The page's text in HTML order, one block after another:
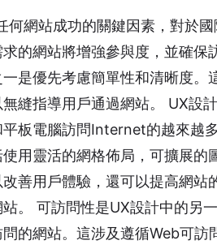
何網站成功的關鍵因素，對於
的網站將增強參與度，並確
是優先考慮簡單性和清晰度
縫指導用戶通過網站。 UX設
板電腦訪問Internet的越來越
用靈活的網格佈局，可擴展
善用戶體驗，還可以提高網
。 可訪問性是UX設計中的另
的網站。這涉及遵循Web可